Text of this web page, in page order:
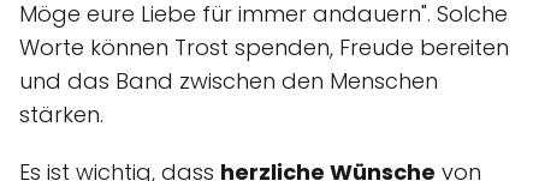
Möge eure Liebe für immer andauern". Solche
Worte können Trost spenden, Freude bereiten
und das Band zwischen den Menschen
stärken.
Es ist wichtig, dass herzliche Wünsche von